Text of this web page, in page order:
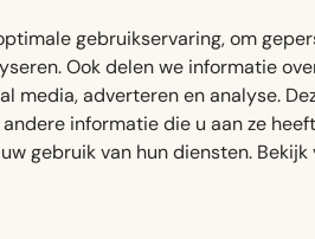
sauna en zonnebank.
Reserveren kan
gebruikservaring, om
Ook delen we informatie
media, adverteren en analyse.
informatie die u aan ze
gebruik van hun diensten.